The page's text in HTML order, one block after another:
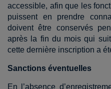
accessible, afin que les
puissent en prendre
doivent être conservés
après la fin du mois qui
cette dernière inscription a
Sanctions éventuelles
En l’absence